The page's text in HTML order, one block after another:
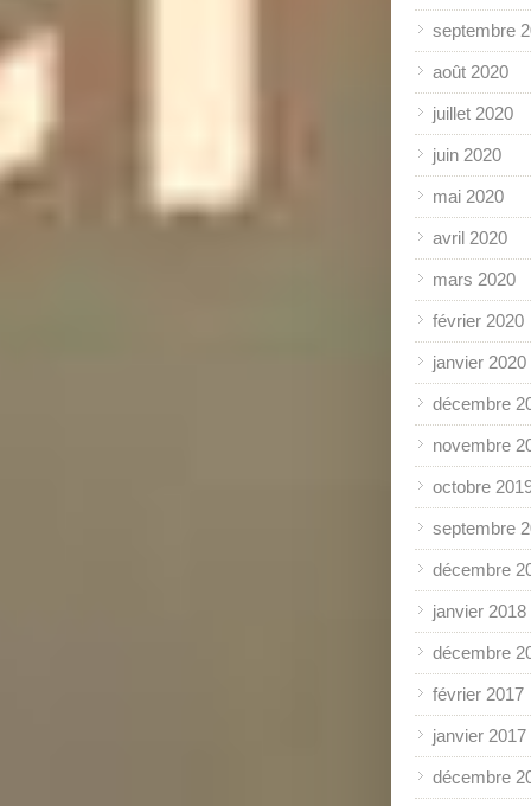
septembre
août 2020
juillet 2020
juin 2020
mai 2020
avril 2020
mars 2020
février 2020
janvier 2020
décembre
novembre
octobre
septembre
décembre
janvier 2018
décembre
février 2017
janvier 2017
décembre